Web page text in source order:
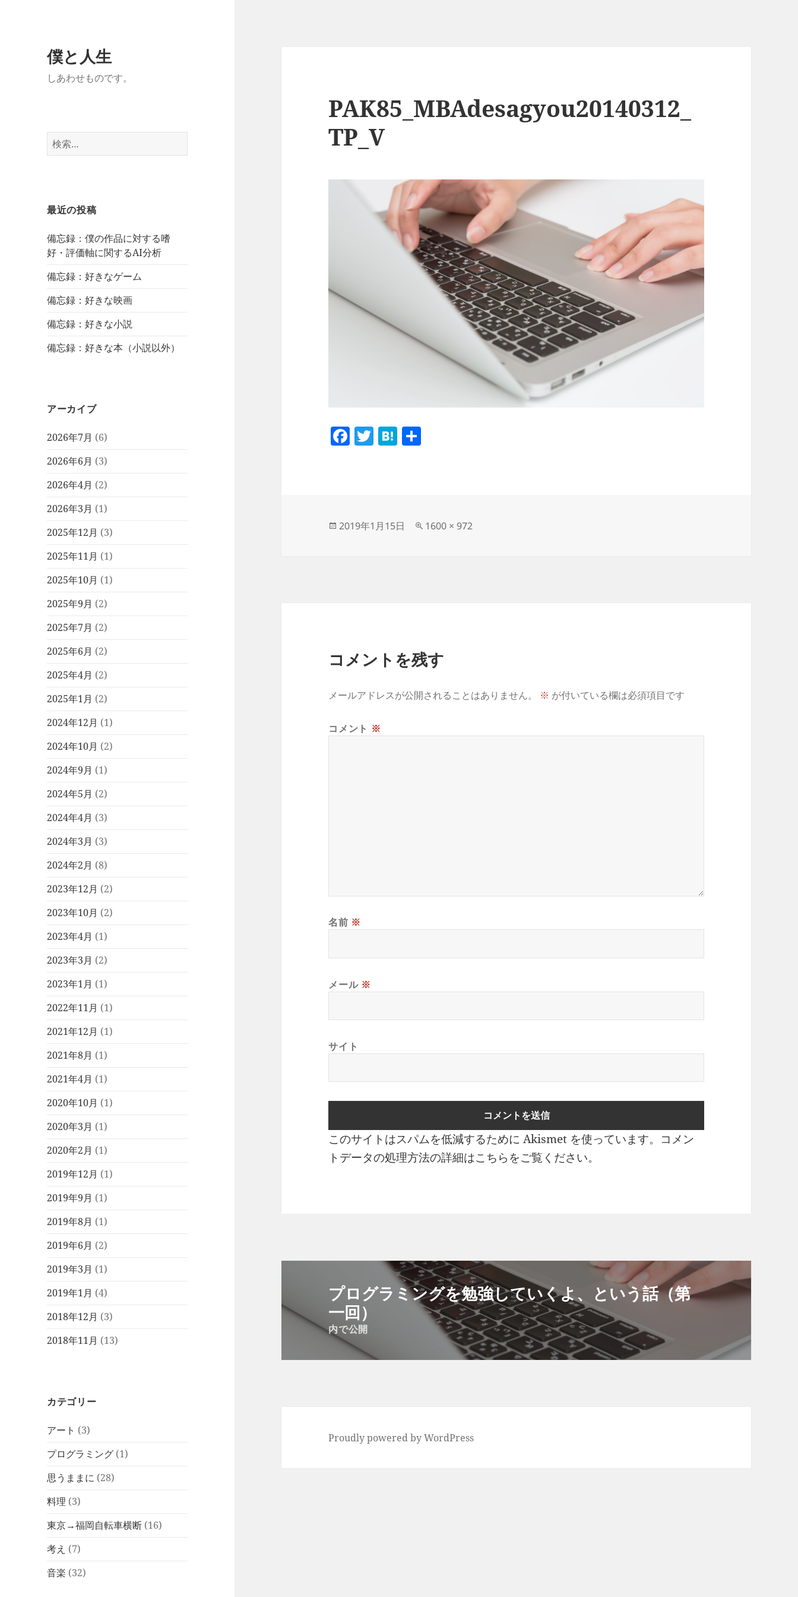
僕と人生
しあわせものです。
検
索:
最近の投稿
備忘録：僕の作品に対する嗜
好・評価軸に関するAI分析
備忘録：好きなゲーム
備忘録：好きな映画
備忘録：好きな小説
備忘録：好きな本（小説以外）
アーカイブ
2026年7月 (6)
2026年6月 (3)
2026年4月 (2)
2026年3月 (1)
2025年12月 (3)
2025年11月 (1)
2025年10月 (1)
2025年9月 (2)
2025年7月 (2)
2025年6月 (2)
2025年4月 (2)
2025年1月 (2)
2024年12月 (1)
2024年10月 (2)
2024年9月 (1)
2024年5月 (2)
2024年4月 (3)
2024年3月 (3)
2024年2月 (8)
2023年12月 (2)
2023年10月 (2)
2023年4月 (1)
2023年3月 (2)
2023年1月 (1)
2022年11月 (1)
2021年12月 (1)
2021年8月 (1)
2021年4月 (1)
2020年10月 (1)
2020年3月 (1)
2020年2月 (1)
2019年12月 (1)
2019年9月 (1)
2019年8月 (1)
2019年6月 (2)
2019年3月 (1)
2019年1月 (4)
2018年12月 (3)
2018年11月 (13)
カテゴリー
アート (3)
プログラミング (1)
思うままに (28)
料理 (3)
東京→福岡自転車横断 (16)
考え (7)
音楽 (32)
PAK85_MBAdesagyou20140312_
TP_V
F
o
T H
投
2019年1月15日
フ
1600 × 972
コメントを残す
メールアドレスが公開されることはありません。 ※ が付いている欄は必須項目です
コメント ※
名前 ※
メール ※
サイト
このサイトはスパムを低減するために Akismet を使っています。
コメン
トデータの処理方法の詳細はこちらをご覧ください。
ナ
ー
プログラミングを勉強していくよ、という話（第
一回）
内で公開
Proudly powered by WordPress